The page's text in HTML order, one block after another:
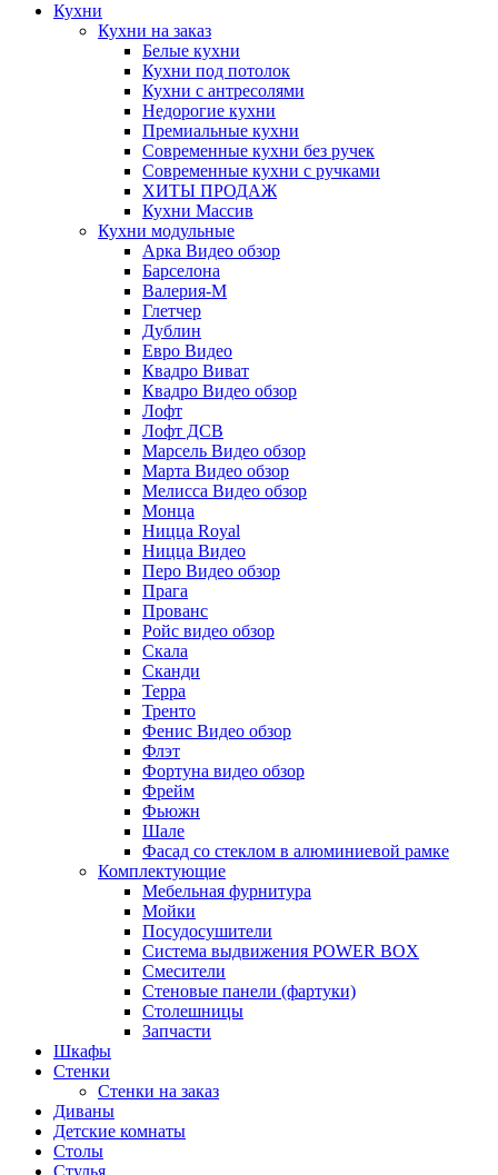
Кухни
Кухни на заказ
Белые кухни
Кухни под потолок
Кухни с антресолями
Недорогие кухни
Премиальные кухни
Современные кухни без ручек
Современные кухни с ручками
ХИТЫ ПРОДАЖ
Кухни Массив
Кухни модульные
Арка Видео обзор
Барселона
Валерия-М
Глетчер
Дублин
Евро Видео
Квадро Виват
Квадро Видео обзор
Лофт
Лофт ДСВ
Марсель Видео обзор
Марта Видео обзор
Мелисса Видео обзор
Монца
Ницца Royal
Ницца Видео
Перо Видео обзор
Прага
Прованс
Ройс видео обзор
Скала
Сканди
Терра
Тренто
Фенис Видео обзор
Флэт
Фортуна видео обзор
Фрейм
Фьюжн
Шале
Фасад со стеклом в алюминиевой рамке
Комплектующие
Мебельная фурнитура
Мойки
Посудосушители
Система выдвижения POWER BOX
Смесители
Стеновые панели (фартуки)
Столешницы
Запчасти
Шкафы
Стенки
Стенки на заказ
Диваны
Детские комнаты
Столы
Стулья